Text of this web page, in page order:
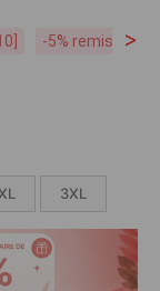
-5% remise dès
>
3XL